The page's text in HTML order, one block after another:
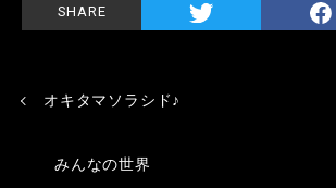
SHARE
オキタマソラシド♪
みんなの世界